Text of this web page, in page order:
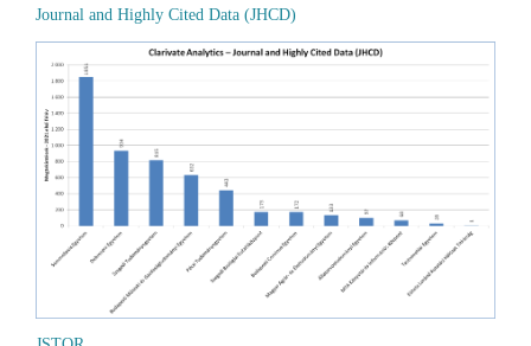
Journal and Highly Cited Data (JHCD)